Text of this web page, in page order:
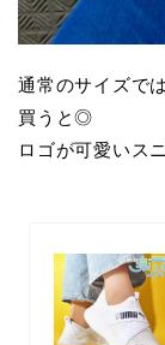
通常のサイズで
買うと◎
ロゴが可愛いス